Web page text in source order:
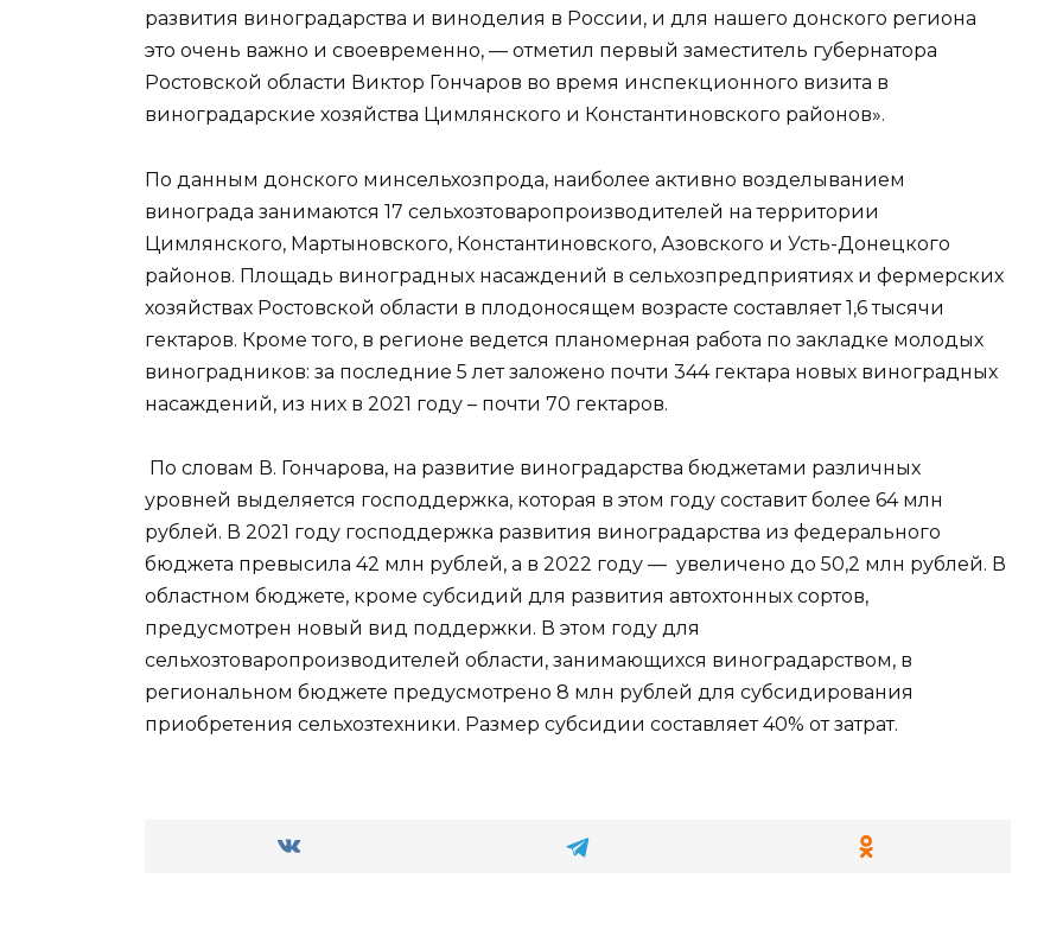
развития виноградарства и виноделия в России, и для нашего донского региона
это очень важно и своевременно, — отметил первый заместитель губернатора
Ростовской области Виктор Гончаров во время инспекционного визита в
виноградарские хозяйства Цимлянского и Константиновского районов».
По данным донского минсельхозпрода, наиболее активно возделыванием
винограда занимаются 17 сельхозтоваропроизводителей на территории
Цимлянского, Мартыновского, Константиновского, Азовского и Усть-Донецкого
районов. Площадь виноградных насаждений в сельхозпредприятиях и фермерских
хозяйствах Ростовской области в плодоносящем возрасте составляет 1,6 тысячи
гектаров. Кроме того, в регионе ведется планомерная работа по закладке молодых
виноградников: за последние 5 лет заложено почти 344 гектара новых виноградных
насаждений, из них в 2021 году – почти 70 гектаров.
По словам В. Гончарова, на развитие виноградарства бюджетами различных
уровней выделяется господдержка, которая в этом году составит более 64 млн
рублей. В 2021 году господдержка развития виноградарства из федерального
бюджета превысила 42 млн рублей, а в 2022 году — увеличено до 50,2 млн рублей. В
областном бюджете, кроме субсидий для развития автохтонных сортов,
предусмотрен новый вид поддержки. В этом году для
сельхозтоваропроизводителей области, занимающихся виноградарством, в
региональном бюджете предусмотрено 8 млн рублей для субсидирования
приобретения сельхозтехники. Размер субсидии составляет 40% от затрат.